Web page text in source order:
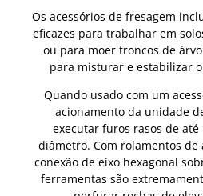
Os acessórios de fresagem
eficazes para trabalhar em
ou para moer troncos de
para misturar e estabilizar
Quando usado com um
acionamento da unidade
executar furos rasos de
diâmetro. Com rolamentos
conexão de eixo hexagonal
ferramentas são